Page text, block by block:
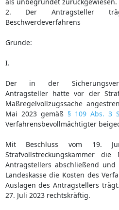
2. Der Antragsteller
Beschwerdeverfahrens
Gründe:
I.
Der in der
Antragsteller hatte vor der
Maßregelvollzugssache
Mai 2023 gemäß § 109 Abs. 3
Verfahrensbevollmächtigter
Mit Beschluss vom 19.
Strafvollstreckungskammer die
Antragstellers abschließend
Landeskasse die Kosten des
Auslagen des Antragstellers
27. Juli 2023 rechtskräftig.